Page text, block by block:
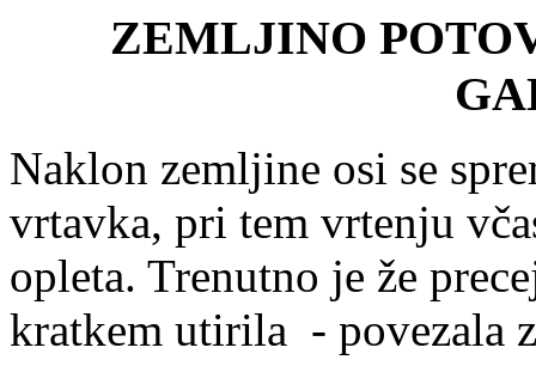
ZEMLJINO
Naklon zemljine osi se
vrtavka, pri tem vrtenju
opleta. Trenutno je že
kratkem utirila - povezala